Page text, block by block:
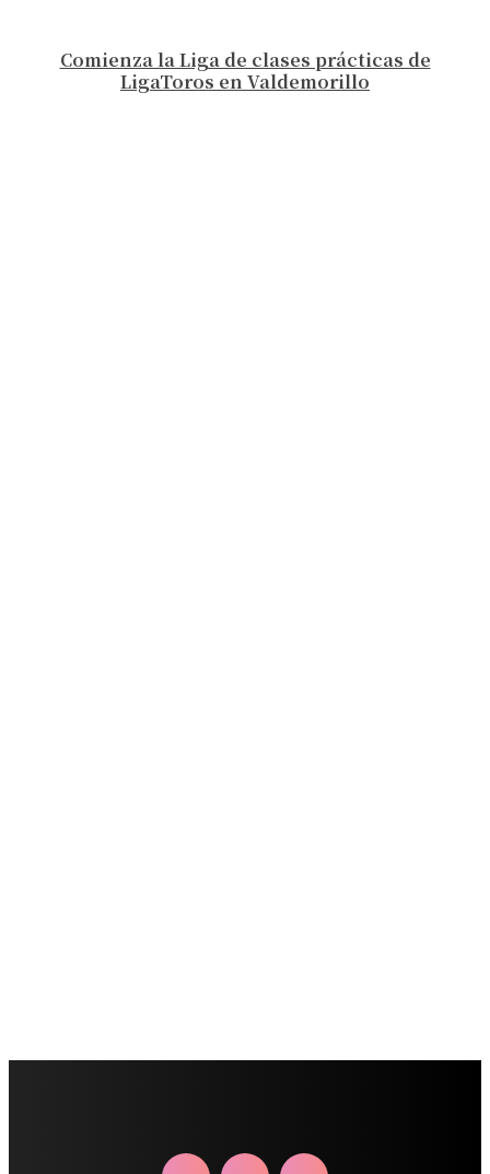
Comienza la Liga de clases prácticas de
LigaToros en Valdemorillo